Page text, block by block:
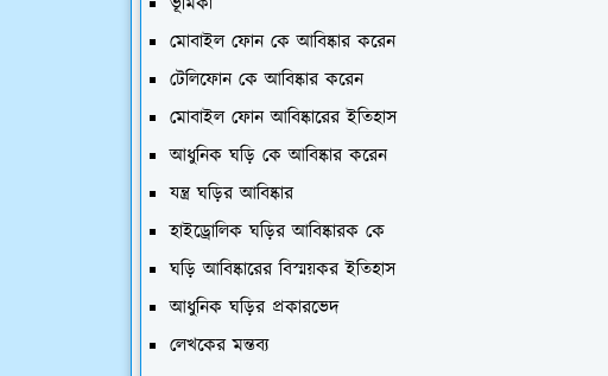
মোবাইল ফোন কে আবিষ্কার করেন
টেলিফোন কে আবিষ্কার করেন
মোবাইল ফোন আবিষ্কারের ইতিহাস
আধুনিক ঘড়ি কে আবিষ্কার করেন
যন্ত্র ঘড়ির আবিষ্কার
হাইড্রোলিক ঘড়ির আবিষ্কারক কে
ঘড়ি আবিষ্কারের বিস্ময়কর ইতিহাস
আধুনিক ঘড়ির প্রকারভেদ
লেখকের মন্তব্য